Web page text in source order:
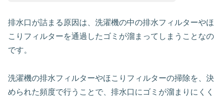
排水口が詰まる原因は、洗濯機の中の排水フィルターやほ
こりフィルターを通過したゴミが溜まってしまうことなの
です。
洗濯機の排水フィルターやほこりフィルターの掃除を、決
められた頻度で行うことで、排水口にゴミが溜まりにくく